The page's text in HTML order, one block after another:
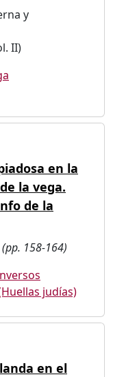
y
II)
en la
la vega.
de la
158-164)
judías)
en el